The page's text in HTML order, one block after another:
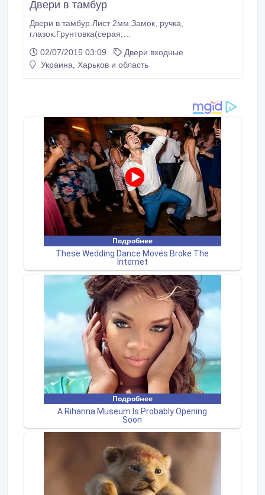
Двери в тамбур
Двери в тамбур.Лист 2мм.Замок, ручка,
глазок.Грунтовка(серая,
02/07/2015 03:09
Двери входные
Украина, Харьков и область